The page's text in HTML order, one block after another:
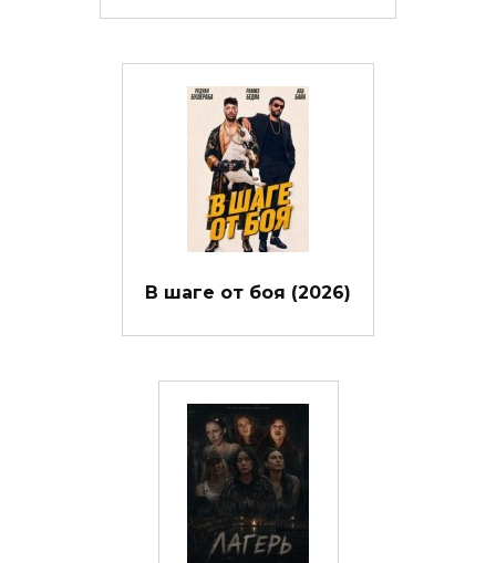
В шаге от боя (2026)